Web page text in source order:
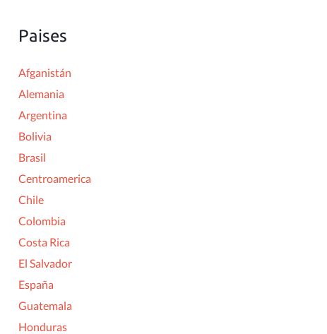
Paises
Afganistán
Alemania
Argentina
Bolivia
Brasil
Centroamerica
Chile
Colombia
Costa Rica
El Salvador
España
Guatemala
Honduras